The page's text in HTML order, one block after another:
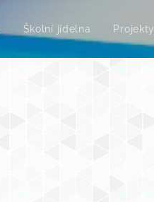
Školní jídelna Projekty